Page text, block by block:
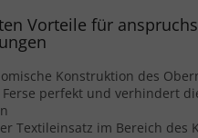
Vorteile für
Konstruktion des
perfekt und verhindert
Textileinsatz im Bereich des